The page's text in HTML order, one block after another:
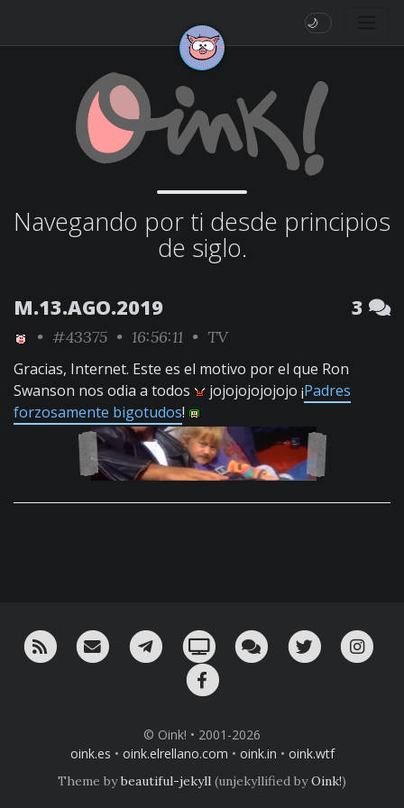
🌙
Navegando por ti desde principios
de siglo.
M.13.AGO.2019 3
• #43375 • 16:56:11 • TV
Gracias, Internet. Este es el motivo por el que Ron
Swanson nos odia a todos
jojojojojojojo ¡Padres
forzosamente bigotudos!
RSS ¡Mándame un email!¡Nuestro canal en Telegram!
Oink! TV Charla con nosotros
Twitter
© Oink! • 2001-2026
oink.es • oink.elrellano.com • oink.in • oink.wtf
Theme bybeautiful-jekyll (unjekyllified byOink!)